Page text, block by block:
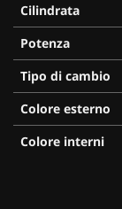
Cilindrata
Potenza
Tipo di cambio
Colore esterno
Colore interni